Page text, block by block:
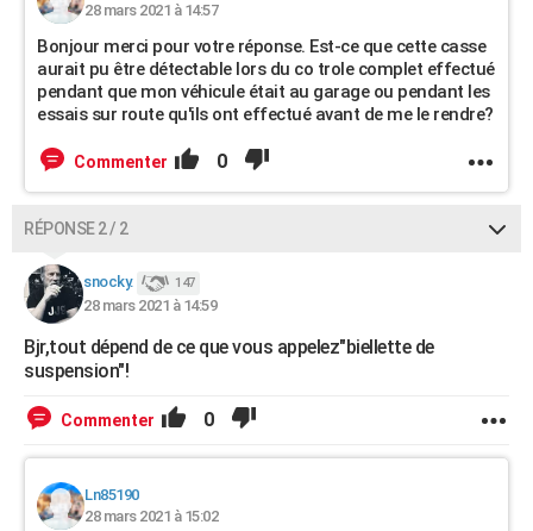
28 mars 2021 à 14:57
Bonjour merci pour votre réponse. Est-ce que cette casse
aurait pu être détectable lors du co trole complet effectué
pendant que mon véhicule était au garage ou pendant les
essais sur route qu'ils ont effectué avant de me le rendre?
Commenter 0
RÉPONSE 2 / 2
snocky. 147
28 mars 2021 à 14:59
Bjr,tout dépend de ce que vous appelez"biellette de
suspension"!
Commenter 0
Ln85190
28 mars 2021 à 15:02